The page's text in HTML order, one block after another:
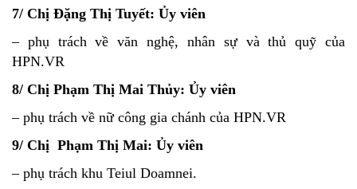
7/ Chị Đặng Thị Tuyết: Ủy viên
– phụ trách về văn nghệ, nhân sự và thủ quỹ của
HPN.VR
8/ Chị Phạm Thị Mai Thủy: Ủy viên
– phụ trách về nữ công gia chánh của HPN.VR
9/ Chị Phạm Thị Mai: Ủy viên
– phụ trách khu Teiul Doamnei.